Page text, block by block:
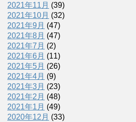
2021年11月 (39)
2021年10月 (32)
2021年9月 (47)
2021年8月 (47)
2021年7月 (2)
2021年6月 (11)
2021年5月 (26)
2021年4月 (9)
2021年3月 (23)
2021年2月 (48)
2021年1月 (49)
2020年12月 (33)